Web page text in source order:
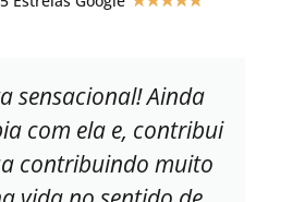
sensacional! Ainda
com ela e, contribui
contribuindo muito